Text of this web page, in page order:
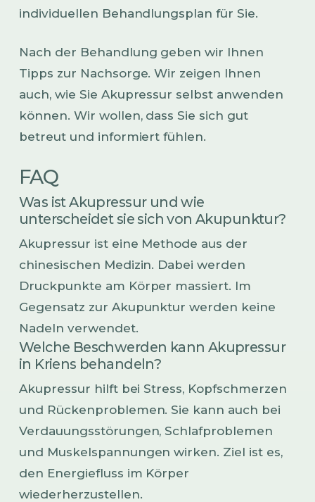
individuellen Behandlungsplan für Sie.
Nach der Behandlung geben wir Ihnen
Tipps zur Nachsorge. Wir zeigen Ihnen
auch, wie Sie Akupressur selbst anwenden
können. Wir wollen, dass Sie sich gut
betreut und informiert fühlen.
FAQ
Was ist Akupressur und wie
unterscheidet sie sich von Akupunktur?
Akupressur ist eine Methode aus der
chinesischen Medizin. Dabei werden
Druckpunkte am Körper massiert. Im
Gegensatz zur Akupunktur werden keine
Nadeln verwendet.
Welche Beschwerden kann Akupressur
in Kriens behandeln?
Akupressur hilft bei Stress, Kopfschmerzen
und Rückenproblemen. Sie kann auch bei
Verdauungsstörungen, Schlafproblemen
und Muskelspannungen wirken. Ziel ist es,
den Energiefluss im Körper
wiederherzustellen.